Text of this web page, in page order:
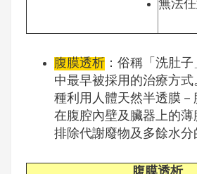
無法
腹膜透析：俗稱「洗肚
中最早被採用的治療方
種利用人體天然半透膜
在腹腔內壁及臟器上的
排除代謝廢物及多餘水分